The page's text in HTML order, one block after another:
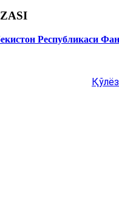
Республикаси